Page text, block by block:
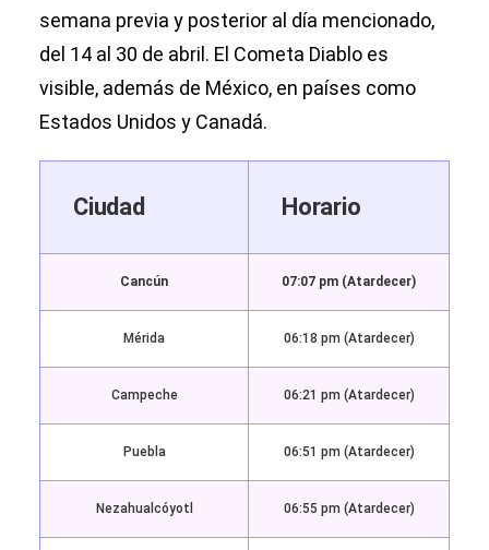
semana previa y posterior al día mencionado,
del 14 al 30 de abril. El Cometa Diablo es
visible, además de México, en países como
Estados Unidos y Canadá.
Ciudad Horario
Cancún 07:07 pm (Atardecer)
Mérida 06:18 pm (Atardecer)
Campeche 06:21 pm (Atardecer)
Puebla 06:51 pm (Atardecer)
Nezahualcóyotl 06:55 pm (Atardecer)